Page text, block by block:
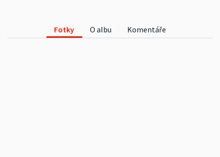
Fotky O albu Komentáře